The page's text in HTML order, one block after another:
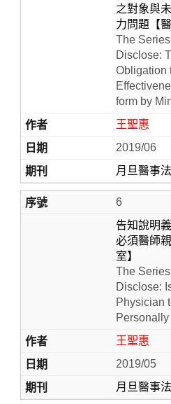
之對象與
力問題【
The
Disclose:
Obligation
form by
王聖惠
2019/06
月旦醫事
6
告知說明
必須醫師
室】
The
Disclose:
Physician
王聖惠
2019/05
月旦醫事